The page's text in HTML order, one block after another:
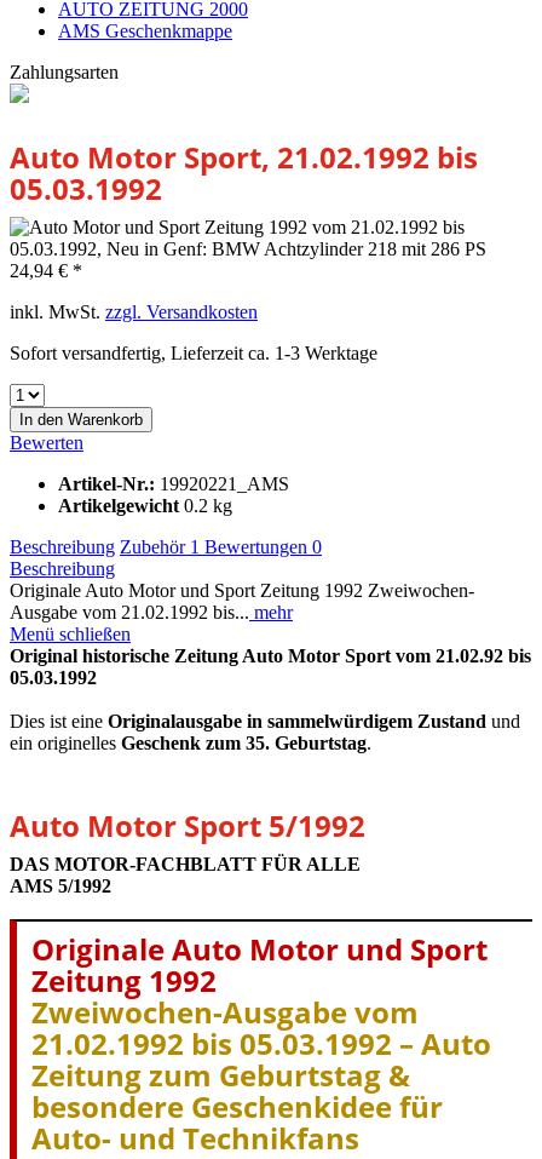
AUTO ZEITUNG 2000
AMS Geschenkmappe
Zahlungsarten
Auto Motor Sport, 21.02.1992 bis
05.03.1992
24,94 € *
inkl. MwSt. zzgl. Versandkosten
Sofort versandfertig, Lieferzeit ca. 1-3 Werktage
In den Warenkorb
Bewerten
Artikel-Nr.: 19920221_AMS
Artikelgewicht 0.2 kg
Beschreibung Zubehör 1 Bewertungen 0
Beschreibung
Originale Auto Motor und Sport Zeitung 1992 Zweiwochen-
Ausgabe vom 21.02.1992 bis... mehr
Menü schließen
Original historische Zeitung Auto Motor Sport vom 21.02.92 bis
05.03.1992
Dies ist eine Originalausgabe in sammelwürdigem Zustand und
ein originelles Geschenk zum 35. Geburtstag.
Auto Motor Sport 5/1992
DAS MOTOR-FACHBLATT FÜR ALLE
AMS 5/1992
Originale Auto Motor und Sport
Zeitung 1992
Zweiwochen-Ausgabe vom
21.02.1992 bis 05.03.1992 – Auto
Zeitung zum Geburtstag &
besondere Geschenkidee für
Auto- und Technikfans